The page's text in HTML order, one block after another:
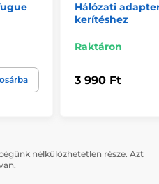
Hálózati
kerítéshez
Raktáron
3 990 Ft
nélkülözhetetlen része. Azt